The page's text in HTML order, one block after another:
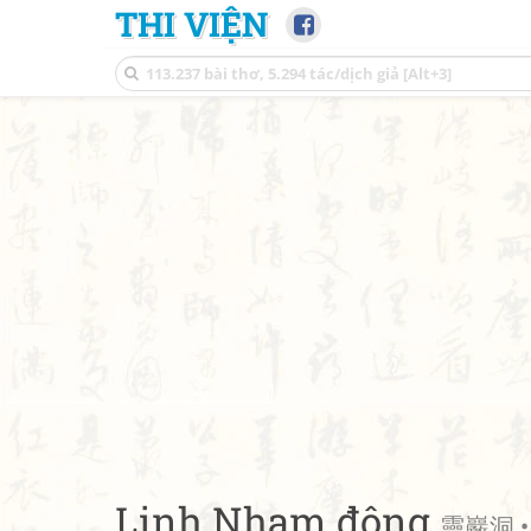
THI VIỆN
Linh Nham động